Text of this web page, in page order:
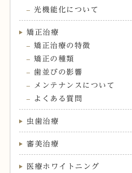
光機能化について
矯正治療
矯正治療の特徴
矯正の種類
歯並びの影響
メンテナンスについて
よくある質問
虫歯治療
審美治療
医療ホワイトニング